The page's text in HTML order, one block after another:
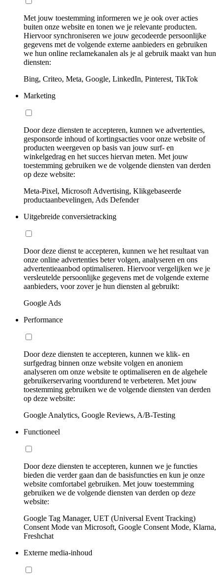
Met jouw toestemming informeren we je ook over acties
buiten onze website en tonen we je relevante producten.
Hiervoor synchroniseren we jouw gecodeerde persoonlijke
gegevens met de volgende externe aanbieders en gebruiken
we hun online reclamekanalen als je al gebruik maakt van hun
diensten:
Bing, Criteo, Meta, Google, LinkedIn, Pinterest, TikTok
Marketing
Door deze diensten te accepteren, kunnen we advertenties,
gesponsorde inhoud of kortingsacties voor onze website of
producten weergeven op basis van jouw surf- en
winkelgedrag en het succes hiervan meten. Met jouw
toestemming gebruiken we de volgende diensten van derden
op deze website:
Meta-Pixel, Microsoft Advertising, Klikgebaseerde
productaanbevelingen, Ads Defender
Uitgebreide conversietracking
Door deze dienst te accepteren, kunnen we het resultaat van
onze online advertenties beter volgen, analyseren en ons
advertentieaanbod optimaliseren. Hiervoor vergelijken we je
versleutelde persoonlijke gegevens met de volgende externe
aanbieders, voor zover je hun diensten al gebruikt:
Google Ads
Performance
Door deze diensten te accepteren, kunnen we klik- en
surfgedrag binnen onze website volgen en anoniem
analyseren om onze website te optimaliseren en de algehele
gebruikerservaring voortdurend te verbeteren. Met jouw
toestemming gebruiken we de volgende diensten van derden
op deze website:
Google Analytics, Google Reviews, A/B-Testing
Functioneel
Door deze diensten te accepteren, kunnen we je functies
bieden die verder gaan dan de basisfuncties en kun je onze
website comfortabel gebruiken. Met jouw toestemming
gebruiken we de volgende diensten van derden op deze
website:
Google Tag Manager, UET (Universal Event Tracking)
Consent Mode van Microsoft, Google Consent Mode, Klarna,
Freshchat
Externe media-inhoud